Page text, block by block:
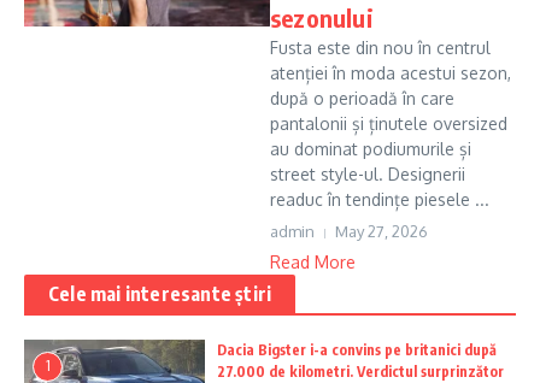
sezonului
Fusta este din nou în centrul
atenției în moda acestui sezon,
după o perioadă în care
pantalonii și ținutele oversized
au dominat podiumurile și
street style-ul. Designerii
readuc în tendințe piesele ...
admin May 27, 2026
Read More
Cele mai interesante știri
1
Dacia Bigster i-a convins pe britanici după
27.000 de kilometri. Verdictul surprinzător